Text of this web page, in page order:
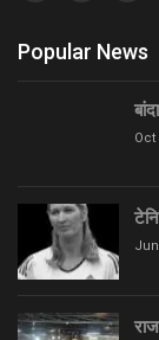
Popular News
Oct